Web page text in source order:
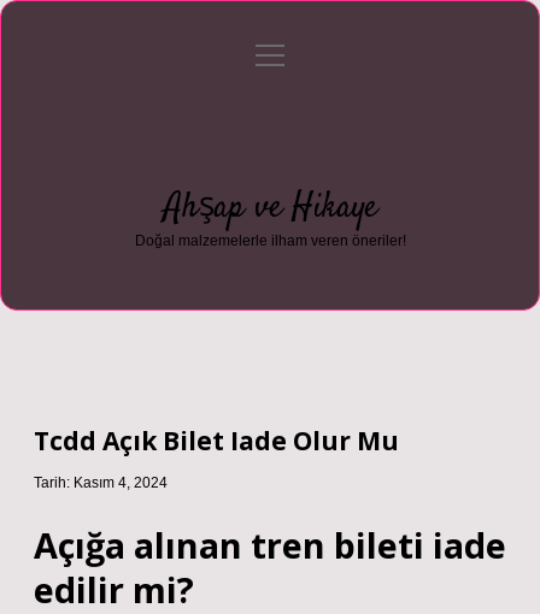
Gizlilik Politikası
menüyü
Ahşap ve Hikaye
Doğal malzemelerle ilham veren öneriler!
Tcdd Açık Bilet Iade Olur Mu
Tarih: Kasım 4, 2024
Açığa alınan tren bileti iade
edilir mi?